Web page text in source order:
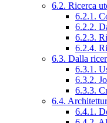
6.2. Ricerca
6.2.1.
6.2.2.
6.2.3.
6.2.4.
6.3. Dalla
6.3.1.
6.3.2.
6.3.3.
6.4.
6.4.1.